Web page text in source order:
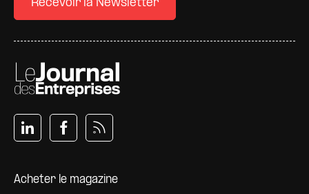
Recevoir la Newsletter
Pied de page
Acheter le magazine